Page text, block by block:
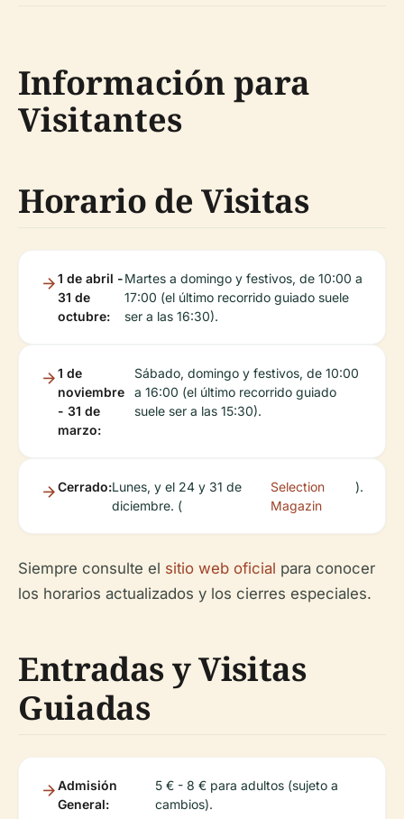
Información para
Visitantes
Horario de Visitas
1 de abril -
31 de
octubre:
Martes a domingo y festivos, de 10:00 a
17:00 (el último recorrido guiado suele
ser a las 16:30).
1 de
noviembre
- 31 de
marzo:
Sábado, domingo y festivos, de 10:00
a 16:00 (el último recorrido guiado
suele ser a las 15:30).
Cerrado:Lunes, y el 24 y 31 de
diciembre. (
Selection
Magazin
).
Siempre consulte el sitio web oficial para conocer
los horarios actualizados y los cierres especiales.
Entradas y Visitas
Guiadas
Admisión
General:
5 € - 8 € para adultos (sujeto a
cambios).